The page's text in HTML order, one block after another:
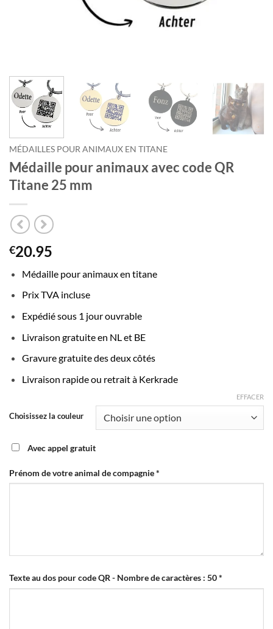
MÉDAILLES POUR ANIMAUX EN TITANE
Médaille pour animaux avec code QR
Titane 25 mm
€20.95
Médaille pour animaux en titane
Prix TVA incluse
Expédié sous 1 jour ouvrable
Livraison gratuite en NL et BE
Gravure gratuite des deux côtés
Livraison rapide ou retrait à Kerkrade
Choisissez la couleur
EFFACER
Avec appel gratuit
Prénom de votre animal de compagnie*
Texte au dos pour code QR - Nombre de caractères : 50*